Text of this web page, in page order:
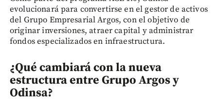
evolucionará para convertirse en el gestor de activos
del Grupo Empresarial Argos, con el objetivo de
originar inversiones, atraer capital y administrar
fondos especializados en infraestructura.
¿Qué cambiará con la nueva
estructura entre Grupo Argos y
Odinsa?